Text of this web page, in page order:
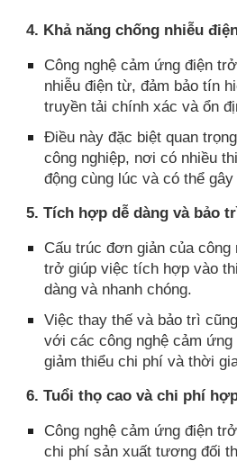
4. Khả năng chống nhiễu
Công nghệ cảm ứng điện
nhiễu điện từ, đảm bảo tín
truyền tải chính xác và ổn
Điều này đặc biệt quan
công nghiệp, nơi có nhiều
động cùng lúc và có thể
5. Tích hợp dễ dàng và bảo
Cấu trúc đơn giản của công
trở giúp việc tích hợp vào
dàng và nhanh chóng.
Việc thay thế và bảo trì
với các công nghệ cảm
giảm thiểu chi phí và thời
6. Tuổi thọ cao và chi phí
Công nghệ cảm ứng điện
chi phí sản xuất tương đối